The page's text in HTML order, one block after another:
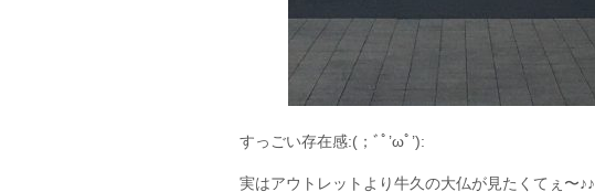
すっごい存在感:(；ﾞﾟ’ωﾟ’):
実はアウトレットより牛久の大仏が見たくてぇ〜♪♪